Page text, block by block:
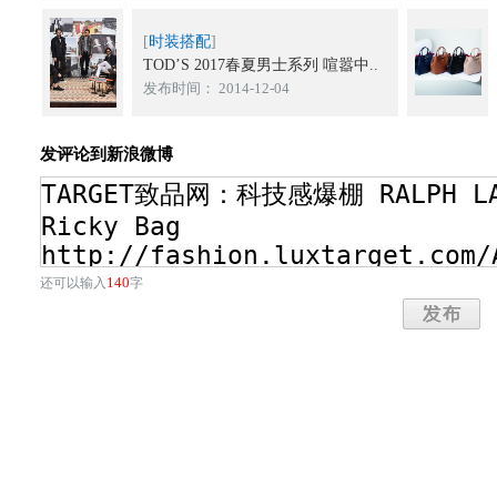
[时装搭配]
TOD’S 2017春夏男士系列 喧嚣中..
发布时间： 2014-12-04
发评论到新浪微博
还可以输入 140字